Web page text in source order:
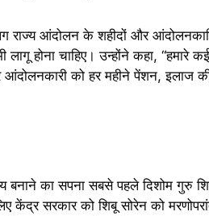
राज्य आंदोलन के शहीदों और
होना चाहिए। उन्होंने कहा,
को हर महीने पेंशन, इलाज
बनाने का सपना सबसे पहले दिशोम गुरु
सरकार को शिबू सोरेन को